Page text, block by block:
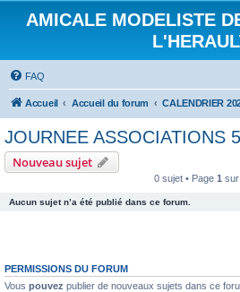
AMICALE MODELISTE
FAQ
Accueil Accueil du forum CALENDRIER
JOURNEE ASSOCIATIONS
Nouveau sujet
0 sujet • Page 1 sur
Aucun sujet n’a été publié dans ce forum.
PERMISSIONS DU FORUM
Vous pouvez publier de nouveaux sujets dans ce